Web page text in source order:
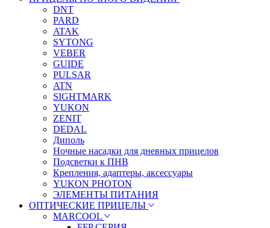
DNT
PARD
ATAK
SYTONG
VEBER
GUIDE
PULSAR
ATN
SIGHTMARK
YUKON
ZENIT
DEDAL
Диполь
Ночные насадки для дневных прицелов
Подсветки к ПНВ
Крепления, адаптеры, аксессуары
YUKON PHOTON
ЭЛЕМЕНТЫ ПИТАНИЯ
ОПТИЧЕСКИЕ ПРИЦЕЛЫ
MARCOOL